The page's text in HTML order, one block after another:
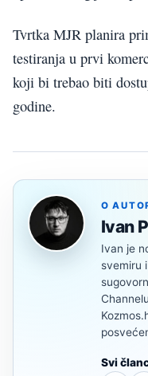
Tvrtka MJR planira
testiranja u prvi
koji bi trebao biti
godine.
O
Ivan
Ivan je
svemiru
Svi